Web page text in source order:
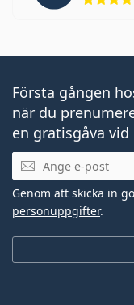
Första gången
när du
en gratisgåva
Mejladress
Genom att skicka in
personuppgifter.